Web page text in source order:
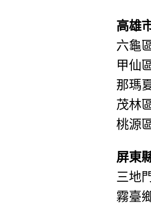
高雄
六龜
甲仙
那瑪
茂林
桃源
屏東
三地
霧臺